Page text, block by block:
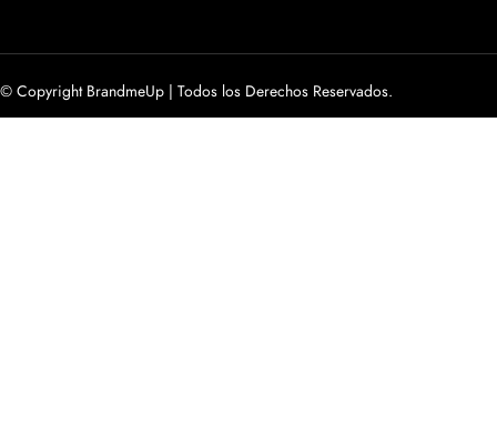
© Copyright BrandmeUp | Todos los Derechos Reservados.